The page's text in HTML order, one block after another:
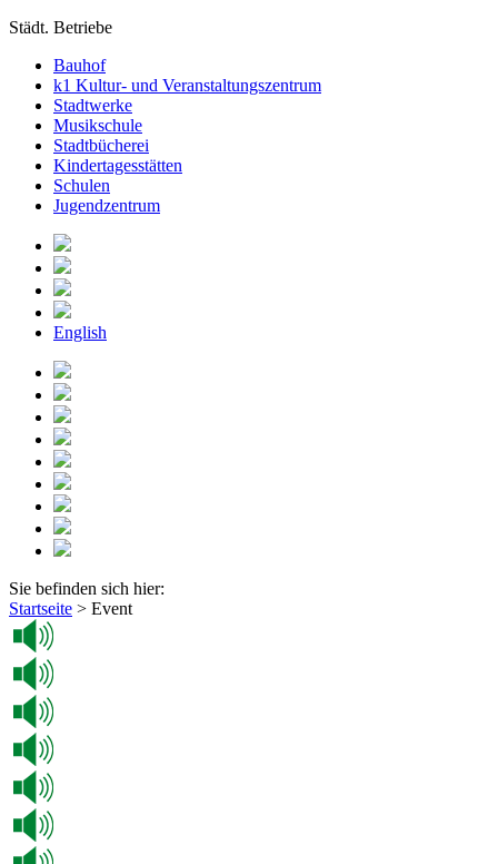
Städt. Betriebe
Bauhof
k1 Kultur- und Veranstaltungszentrum
Stadtwerke
Musikschule
Stadtbücherei
Kindertagesstätten
Schulen
Jugendzentrum
English
Sie befinden sich hier:
Startseite > Event